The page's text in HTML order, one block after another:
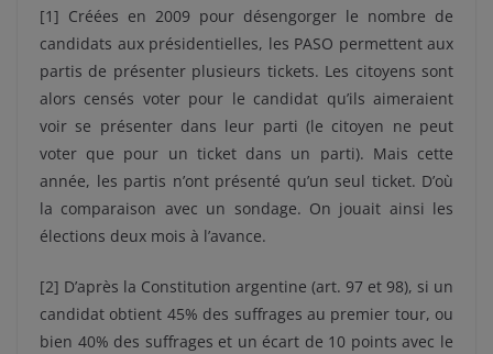
[1] Créées en 2009 pour désengorger le nombre de
candidats aux présidentielles, les PASO permettent aux
partis de présenter plusieurs tickets. Les citoyens sont
alors censés voter pour le candidat qu’ils aimeraient
voir se présenter dans leur parti (le citoyen ne peut
voter que pour un ticket dans un parti). Mais cette
année, les partis n’ont présenté qu’un seul ticket. D’où
la comparaison avec un sondage. On jouait ainsi les
élections deux mois à l’avance.
[2] D’après la Constitution argentine (art. 97 et 98), si un
candidat obtient 45% des suffrages au premier tour, ou
bien 40% des suffrages et un écart de 10 points avec le